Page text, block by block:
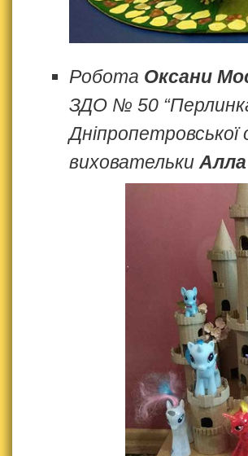
Робота Оксани
ЗДО № 50
вихователькиАлла